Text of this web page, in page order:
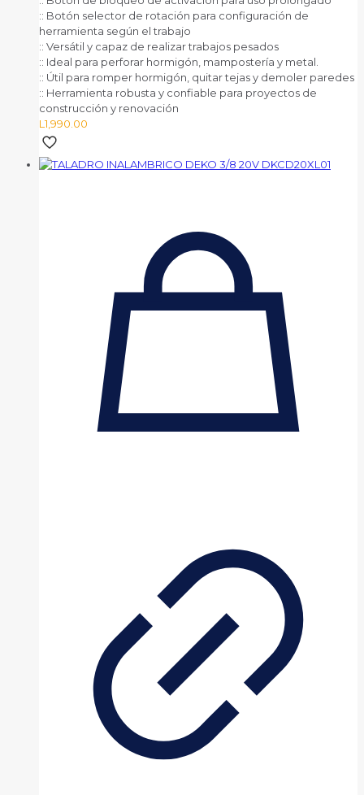
:: Botón selector de rotación para configuración de
herramienta según el trabajo
:: Versátil y capaz de realizar trabajos pesados
:: Ideal para perforar hormigón, mampostería y metal.
:: Útil para romper hormigón, quitar tejas y demoler paredes
:: Herramienta robusta y confiable para proyectos de
construcción y renovación
L1,990.00